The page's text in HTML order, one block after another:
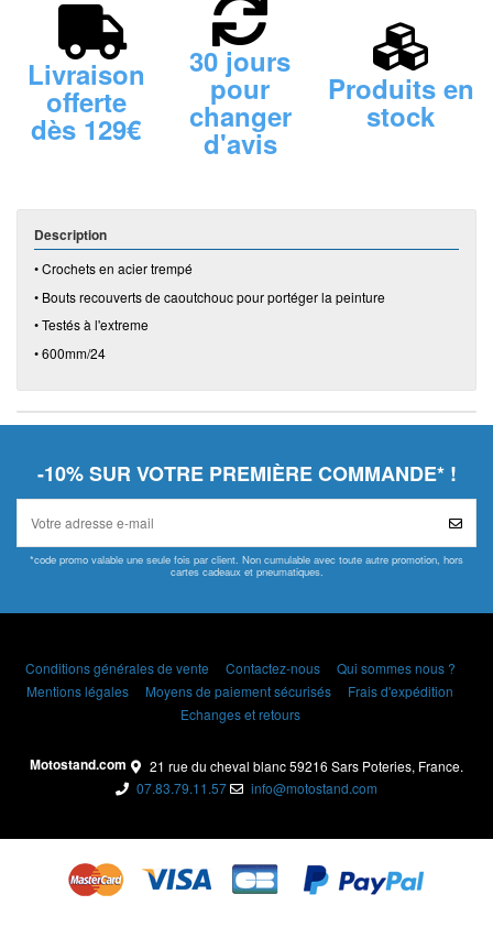
Livraison
offerte
dès 129€
30 jours
pour
changer
d'avis
Produits en
stock
Description
• Crochets en acier trempé
• Bouts recouverts de caoutchouc pour portéger la peinture
• Testés à l'extreme
• 600mm/24
-10% SUR VOTRE PREMIÈRE COMMANDE* !
*code promo valable une seule fois par client. Non cumulable avec toute autre promotion, hors
cartes cadeaux et pneumatiques.
Conditions générales de vente Contactez-nous
Qui sommes nous ?
Mentions légales
Moyens de paiement sécurisés
Frais d'expédition
Echanges et retours
Motostand.com
21 rue du cheval blanc 59216 Sars Poteries, France.
07.83.79.11.57
info@motostand.com